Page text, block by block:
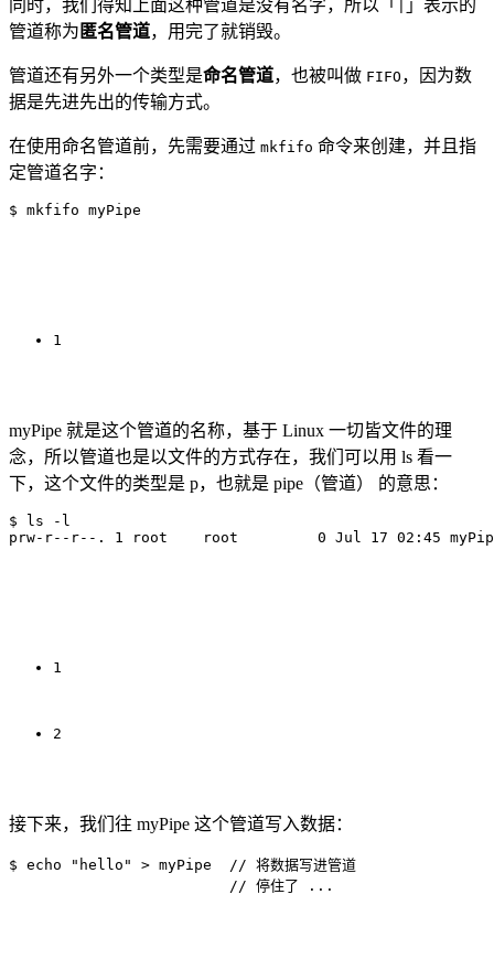
同时，我们得知上面这种管道是没有名字，所以「
」表示的
管道称为 匿名管道，用完了就销毁。
管道还有另外一个类型是命名管道，也被叫做 FIFO ，因为数
据是先进先出的传输方式。
在使用命名管道前，先需要通过 mkfifo 命令来创建，并且指
定管道名字：
1
myPipe 就是这个管道的名称，基于 Linux 一切皆文件的理
念，所以管道也是以文件的方式存在，我们可以用 ls 看一
下，这个文件的类型是 p，也就是 pipe（管道） 的意思：
$ ls -l
1
2
接下来，我们往 myPipe 这个管道写入数据：
$ echo "hello" > myPipe  // 将数据写进管道